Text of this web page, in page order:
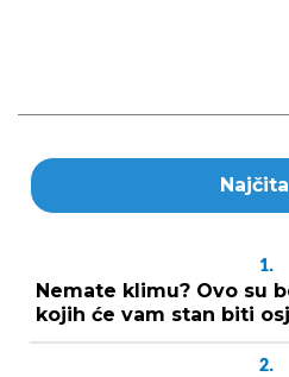
1.
Nemate klimu? Ovo su
kojih će vam stan biti
2.